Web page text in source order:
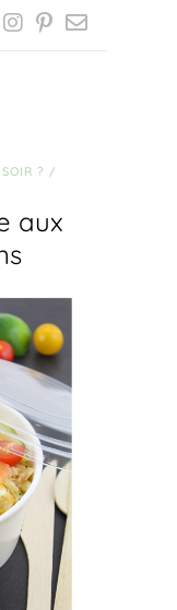
? /
aux